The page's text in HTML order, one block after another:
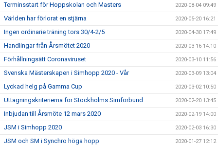
Terminsstart för Hoppskolan och Masters 2020-08-04 09:49
Världen har förlorat en stjärna 2020-05-20 16:21
Ingen ordinarie träning tors 30/4-2/5 2020-04-30 17:49
Handlingar från Årsmötet 2020 2020-03-16 14:10
Förhållningsätt Coronaviruset 2020-03-10 11:56
Svenska Mästerskapen i Simhopp 2020 - Vår 2020-03-09 13:04
Lyckad helg på Gamma Cup 2020-03-02 10:50
Uttagningskriterierna för Stockholms Simförbund 2020-02-20 13:45
Inbjudan till Årsmöte 12 mars 2020 2020-02-19 14:00
JSM i Simhopp 2020 2020-02-03 16:30
JSM och SM i Synchro höga hopp 2020-01-27 12:12